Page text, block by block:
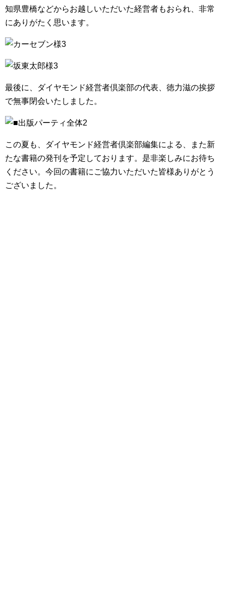
知県豊橋などからお越しいただいた経営者もおられ、非常
にありがたく思います。
最後に、ダイヤモンド経営者倶楽部の代表、徳力滋の挨拶
で無事閉会いたしました。
この夏も、ダイヤモンド経営者倶楽部編集による、また新
たな書籍の発刊を予定しております。是非楽しみにお待ち
ください。今回の書籍にご協力いただいた皆様ありがとう
ございました。